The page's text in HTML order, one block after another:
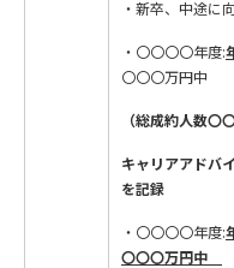
・新卒、中途に
・〇〇〇〇年度:
〇〇〇万円中
（総成約人数〇
キャリアアドバ
を記録
・〇〇〇〇年度:
〇〇〇万円中